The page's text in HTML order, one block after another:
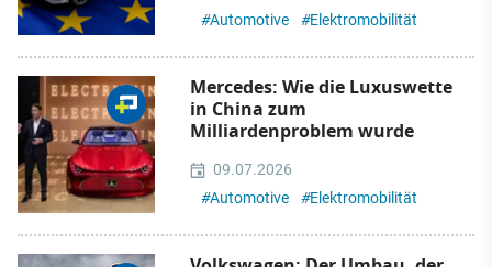
#Automotive #Elektromobilität
Mercedes: Wie die Luxuswette
in China zum
Milliardenproblem wurde
09.07.2026
#Automotive #Elektromobilität